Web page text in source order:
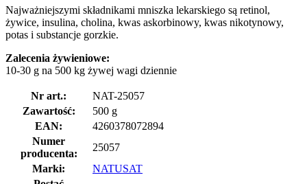
Najważniejszymi składnikami mniszka lekarskiego są retinol,
żywice, insulina, cholina, kwas askorbinowy, kwas nikotynowy,
potas i substancje gorzkie.
Zalecenia żywieniowe:
10-30 g na 500 kg żywej wagi dziennie
Nr art.:
NAT-25057
Zawartość:
500 g
EAN:
4260378072894
Numer
producenta:
25057
Marki:
NATUSAT